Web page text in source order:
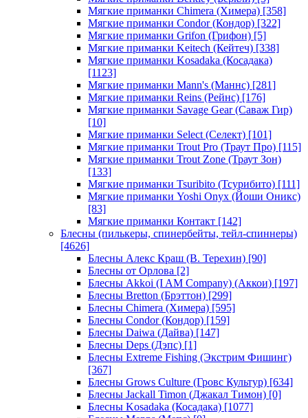
Мягкие приманки Chimera (Химера) [358]
Мягкие приманки Condor (Кондор) [322]
Мягкие приманки Grifon (Грифон) [5]
Мягкие приманки Keitech (Кейтеч) [338]
Мягкие приманки Kosadaka (Косадака)
[1123]
Мягкие приманки Mann's (Маннс) [281]
Мягкие приманки Reins (Рейнс) [176]
Мягкие приманки Savage Gear (Саваж Гир)
[10]
Мягкие приманки Select (Селект) [101]
Мягкие приманки Trout Pro (Траут Про) [115]
Мягкие приманки Trout Zone (Траут Зон)
[133]
Мягкие приманки Tsuribito (Тсурибито) [111]
Мягкие приманки Yoshi Onyx (Йоши Оникс)
[83]
Мягкие приманки Контакт [142]
Блесны (пилькеры, спинербейты, тейл-спиннеры)
[4626]
Блесны Алекс Краш (В. Терехин) [90]
Блесны от Орлова [2]
Блесны Akkoi (I AM Company) (Аккои) [197]
Блесны Bretton (Брэттон) [299]
Блесны Chimera (Химера) [595]
Блесны Condor (Кондор) [159]
Блесны Daiwa (Дайва) [147]
Блесны Deps (Дэпс) [1]
Блесны Extreme Fishing (Экстрим Фишинг)
[367]
Блесны Grows Culture (Гровс Культур) [634]
Блесны Jackall Timon (Джакал Тимон) [0]
Блесны Kosadaka (Косадака) [1077]